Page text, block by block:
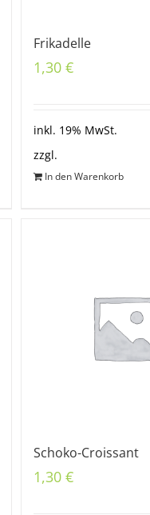
Frikadelle
1,30 €
inkl. 19% MwSt.
zzgl.
In den Warenkorb
Schoko-Croissant
1,30 €